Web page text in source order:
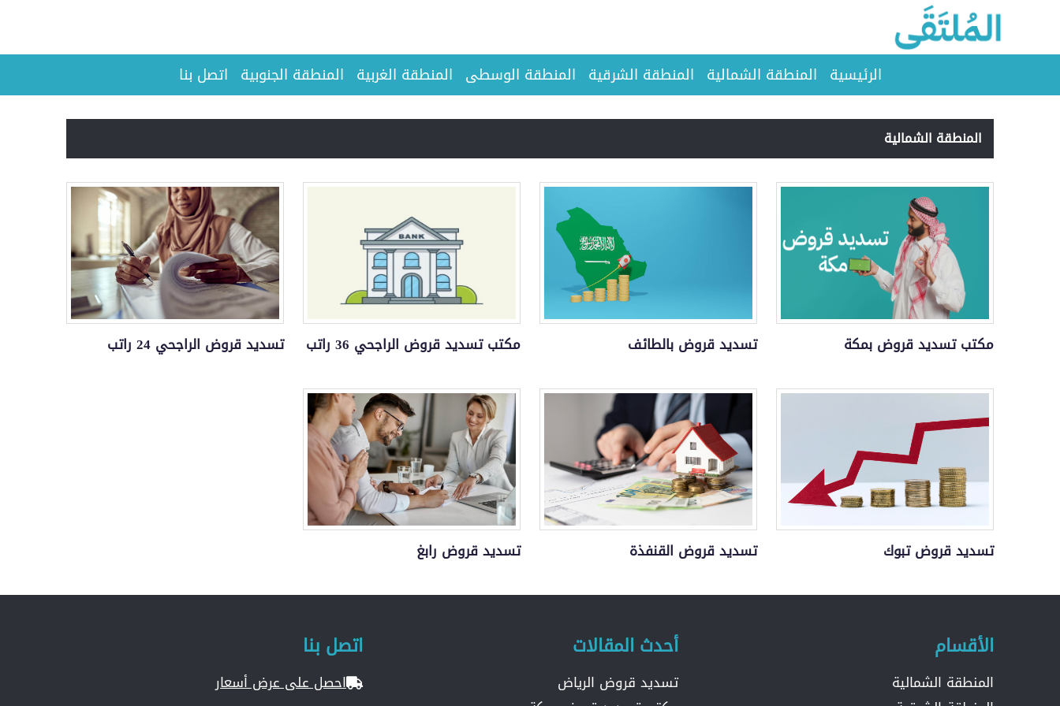
الرئيسية المنطقة الشمالية المنطقة الشرقية المنطقة الوسطى المنطقة الغربية المنطقة الجنوبية اتصل بنا
المنطقة الشمالية
مكتب تسديد قروض بمكة تسديد قروض بالطائف مكتب تسديد قروض الراجحي 36 راتب تسديد قروض الراجحي 24 راتب
تسديد قروض تبوك تسديد قروض القنفذة تسديد قروض رابغ
الأقسام
المنطقة الشمالية
أحدث المقالات
تسديد قروض الرياض
اتصل بنا
احصل على عرض أسعار